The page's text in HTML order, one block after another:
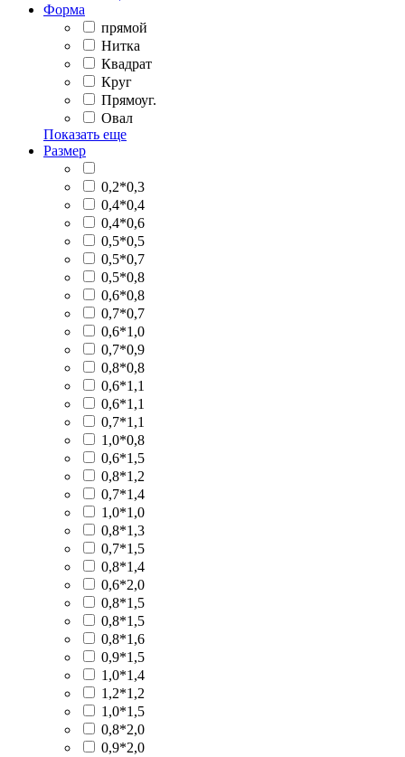
Форма
прямой
Нитка
Квадрат
Круг
Прямоуг.
Овал
Показать еще
Размер
0,2*0,3
0,4*0,4
0,4*0,6
0,5*0,5
0,5*0,7
0,5*0,8
0,6*0,8
0,7*0,7
0,6*1,0
0,7*0,9
0,8*0,8
0,6*1,1
0,6*1,1
0,7*1,1
1,0*0,8
0,6*1,5
0,8*1,2
0,7*1,4
1,0*1,0
0,8*1,3
0,7*1,5
0,8*1,4
0,6*2,0
0,8*1,5
0,8*1,5
0,8*1,6
0,9*1,5
1,0*1,4
1,2*1,2
1,0*1,5
0,8*2,0
0,9*2,0